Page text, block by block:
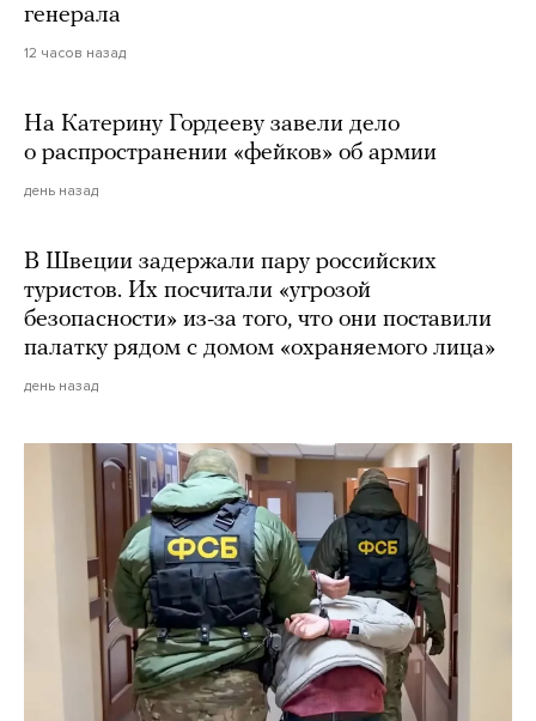
генерала
12 часов назад
На Катерину Гордееву завели дело
о распространении «фейков» об армии
день назад
В Швеции задержали пару российских
туристов. Их посчитали «угрозой
безопасности» из-за того, что они поставили
палатку рядом с домом «охраняемого лица»
день назад